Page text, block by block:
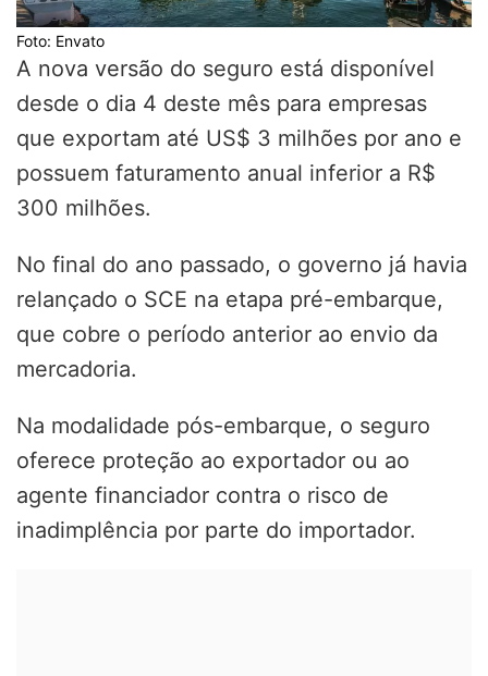
Foto: Envato
A nova versão do seguro está disponível
desde o dia 4 deste mês para empresas
que exportam até US$ 3 milhões por ano e
possuem faturamento anual inferior a R$
300 milhões.
No final do ano passado, o governo já havia
relançado o SCE na etapa pré-embarque,
que cobre o período anterior ao envio da
mercadoria.
Na modalidade pós-embarque, o seguro
oferece proteção ao exportador ou ao
agente financiador contra o risco de
inadimplência por parte do importador.